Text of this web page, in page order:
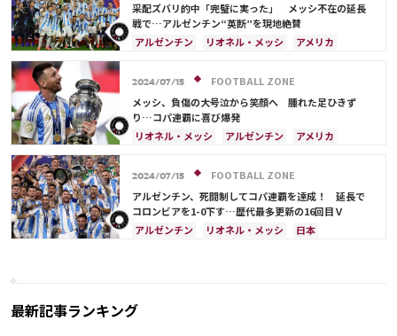
采配ズバリ的中「完璧に実った」 メッシ不在の延長
戦で…アルゼンチン“英断”を現地絶賛
アルゼンチン
リオネル・メッシ アメリカ
2024/07/15
FOOTBALL ZONE
メッシ、負傷の大号泣から笑顔へ 腫れた足ひきず
り…コパ連覇に喜び爆発
リオネル・メッシ
アルゼンチン アメリカ
2024/07/15
FOOTBALL ZONE
アルゼンチン、死闘制してコパ連覇を達成！ 延長で
コロンビアを1-0下す…歴代最多更新の16回目Ｖ
アルゼンチン
リオネル・メッシ
日本
最新記事ランキング